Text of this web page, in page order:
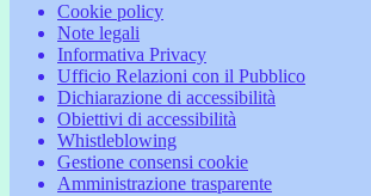
Cookie policy
Note legali
Informativa Privacy
Ufficio Relazioni con il Pubblico
Dichiarazione di accessibilità
Obiettivi di accessibilità
Whistleblowing
Gestione consensi cookie
Amministrazione trasparente